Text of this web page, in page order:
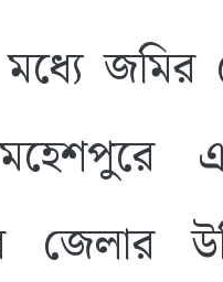
জমির
জেলার